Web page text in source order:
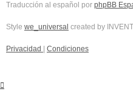
Traducción al español por phpBB
Style we_universal created by
Privacidad Condiciones